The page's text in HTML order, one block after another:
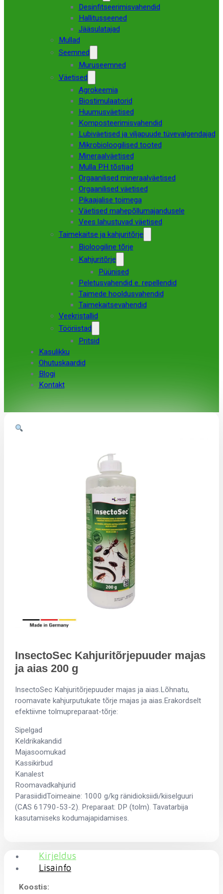
Desinfitseerimisvahendid
Hallitusseened
Jääsulatajad
Mullad
Seemned
Muruseemned
Väetised
Agrokeemia
Biostimulaatorid
Huumusväetised
Komposteerimisvahendid
Lubiväetised ja viljapuude tüvevalgendajad
Mikrobioloogilised tooted
Mineraalväetised
Mulla PH tõstjad
Orgaanilised mineraalväetised
Orgaanilised väetised
Pikaajalise toimega
Väetised mahepõllumajandusele
Vees lahustuvad väetised
Taimekaitse ja kahjuritõrje
Bioloogiline tõrje
Kahjuritõrje
Püünised
Peletusvahendid e. repellendid
Taimede hooldusvahendid
Taimekaitsevahendid
Veekristallid
Tööriistad
Pritsid
Kasulikku
Ohutuskaardid
Blogi
Kontakt
InsectoSec Kahjuritõrjepuuder majas
ja aias 200 g
InsectoSec Kahjuritõrjepuuder majas ja aias.Lõhnatu,
roomavate kahjurputukate tõrje majas ja aias.Erakordselt
efektiivne tolmupreparaat-tõrje:
Sipelgad
Keldrikakandid
Majasoomukad
Kassikirbud
Kanalest
Roomavadkahjurid
ParasiididToimeaine: 1000 g/kg ränidioksiidi/kiiselguuri
(CAS 61790-53-2). Preparaat: DP (tolm). Tavatarbija
kasutamiseks kodumajapidamises.
Kirjeldus
Lisainfo
Koostis: